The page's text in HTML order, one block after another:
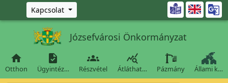
Ugrás a fő tartalomra
Kapcsolat 
Józsefvárosi Önkormányzat

Otthon

Ügyintéz…

Részvétel

Átláthat… Pázmány Állami k…